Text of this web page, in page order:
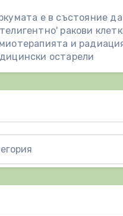
е в състояние
ракови
и
остарели